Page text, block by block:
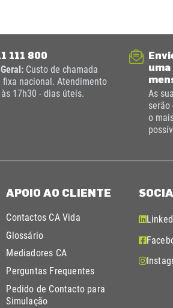
111 800
Custo de chamada
fixa nacional. Atendimento
17h30 - dias úteis.
uma
As
serão
o
APOIO AO CLIENTE
Contactos CA Vida
Glossário
Mediadores CA
Perguntas Frequentes
Pedido de Contacto para
Simulação